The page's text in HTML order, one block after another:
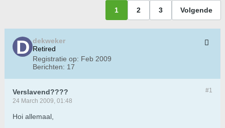
1 2 3 Volgende
dekweker
Retired
Registratie op: Feb 2009
Berichten: 17
#1
Verslavend????
24 March 2009, 01:48
Hoi allemaal,